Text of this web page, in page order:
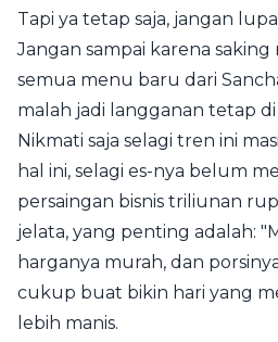
Tapi ya tetap saja, jangan
Jangan sampai karena
semua menu baru dari
malah jadi langganan tetap
Nikmati saja selagi tren ini
hal ini, selagi es-nya belum
persaingan bisnis triliunan
jelata, yang penting adalah:
harganya murah, dan
cukup buat bikin hari yang
lebih manis.